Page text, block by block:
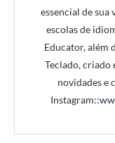
essencial de sua
escolas de
Educator, além
Teclado, criado
novidades e
Instagram::